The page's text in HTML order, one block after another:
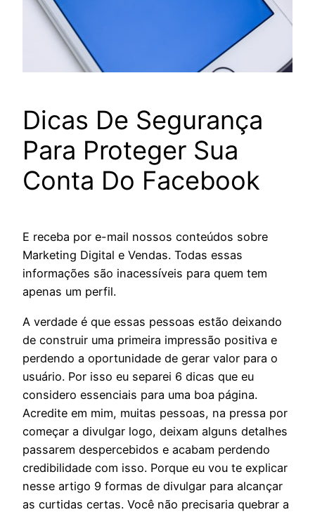
Dicas De Segurança
Para Proteger Sua
Conta Do Facebook
E receba por e-mail nossos conteúdos sobre
Marketing Digital e Vendas. Todas essas
informações são inacessíveis para quem tem
apenas um perfil.
A verdade é que essas pessoas estão deixando
de construir uma primeira impressão positiva e
perdendo a oportunidade de gerar valor para o
usuário. Por isso eu separei 6 dicas que eu
considero essenciais para uma boa página.
Acredite em mim, muitas pessoas, na pressa por
começar a divulgar logo, deixam alguns detalhes
passarem despercebidos e acabam perdendo
credibilidade com isso. Porque eu vou te explicar
nesse artigo 9 formas de divulgar para alcançar
as curtidas certas. Você não precisaria quebrar a